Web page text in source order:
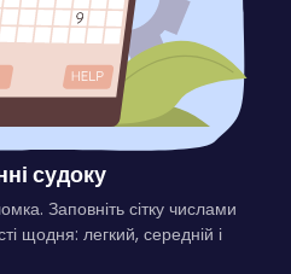
судоку
Заповніть сітку числами
щодня: легкий, середній і